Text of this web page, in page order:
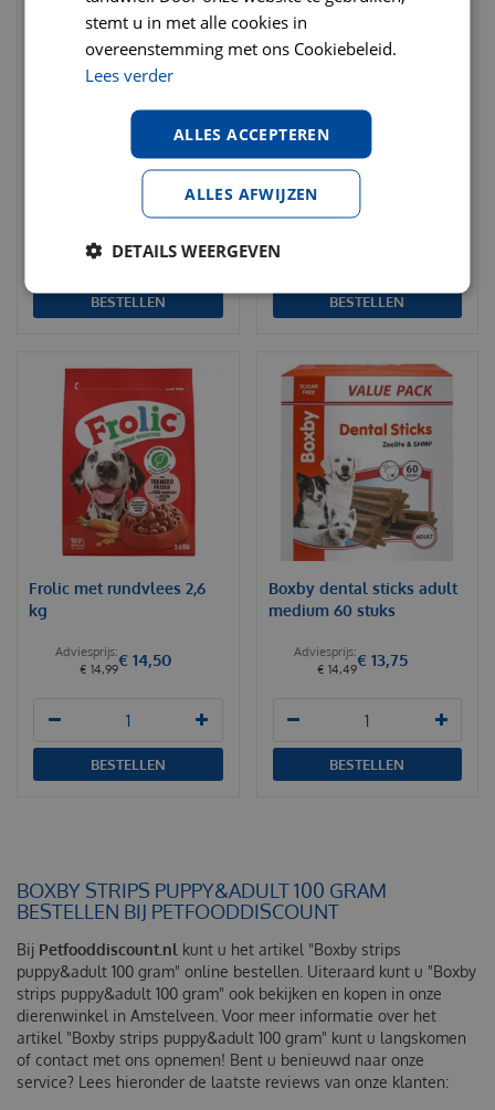
Farm Food trainers
beloningsnack
vanaf 2 stuks
19
BESTELLEN
600 gram
vanaf 2 stuks
€ 10,59
€
BESTELLEN
Frolic met rundvlees 2,6
kg
€ 14,99€ 14,50
BESTELLEN
Boxby dental sticks adult
medium 60 stuks
€ 14,49€ 13,75
BESTELLEN
BOXBY STRIPS PUPPY&ADULT 100 GRAM
BESTELLEN BIJ PETFOODDISCOUNT
Bij Petfooddiscount.nl kunt u het artikel "Boxby strips
puppy&adult 100 gram" online bestellen. Uiteraard kunt u "Boxby
strips puppy&adult 100 gram" ook bekijken en kopen in onze
dierenwinkel in Amstelveen. Voor meer informatie over het
artikel "Boxby strips puppy&adult 100 gram" kunt u langskomen
of contact met ons opnemen! Bent u benieuwd naar onze
service? Lees hieronder de laatste reviews van onze klanten:
stemt u in met alle cookies in
overeenstemming met ons Cookiebeleid.
Lees verder
ALLES ACCEPTEREN
ALLES AFWIJZEN
DETAILS WEERGEVEN